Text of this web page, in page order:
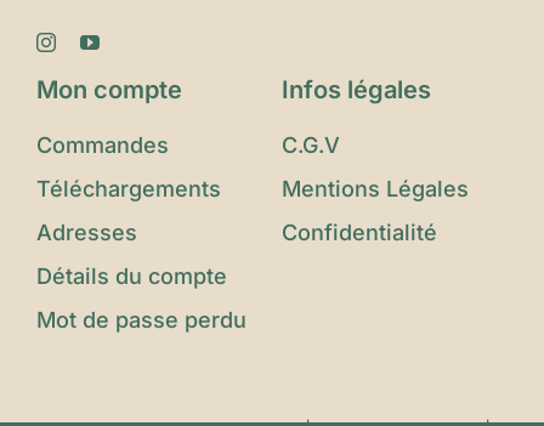
Mon compte
Commandes
Téléchargements
Adresses
Détails du compte
Mot de passe perdu
Infos légales
C.G.V
Mentions Légales
Confidentialité